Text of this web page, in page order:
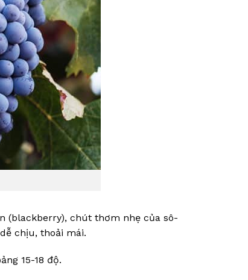
(blackberry), chút thơm nhẹ của sô-
chịu, thoải mái.
15-18 độ.